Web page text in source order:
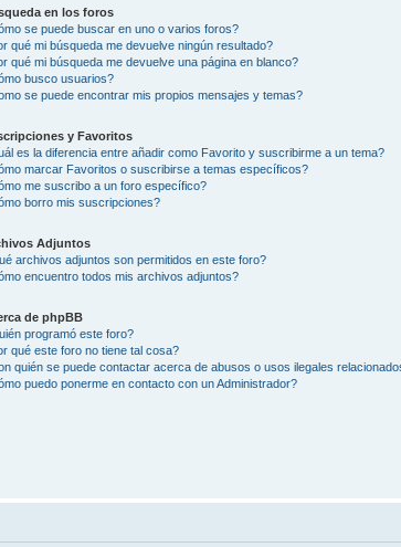
en los foros
se puede buscar en uno o varios foros?
qué mi búsqueda me devuelve ningún resultado?
qué mi búsqueda me devuelve una página en blanco?
busco usuarios?
se puede encontrar mis propios mensajes y temas?
y Favoritos
es la diferencia entre añadir como Favorito y suscribirme a un tema?
marcar Favoritos o suscribirse a temas específicos?
me suscribo a un foro específico?
borro mis suscripciones?
Adjuntos
archivos adjuntos son permitidos en este foro?
encuentro todos mis archivos adjuntos?
de phpBB
programó este foro?
qué este foro no tiene tal cosa?
quién se puede contactar acerca de abusos o usos ilegales
puedo ponerme en contacto con un Administrador?